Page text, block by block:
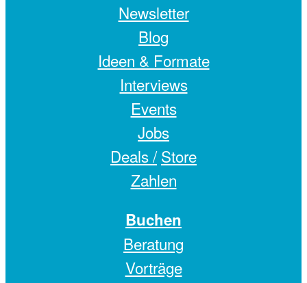
Newsletter
Blog
Ideen & Formate
Interviews
Events
Jobs
Deals / Store
Zahlen
Buchen
Beratung
Vorträge